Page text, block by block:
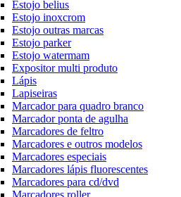
Estojo belius
Estojo inoxcrom
Estojo outras marcas
Estojo parker
Estojo watermam
Expositor multi produto
Lápis
Lapiseiras
Marcador para quadro branco
Marcador ponta de agulha
Marcadores de feltro
Marcadores e outros modelos
Marcadores especiais
Marcadores lápis fluorescentes
Marcadores para cd/dvd
Marcadores roller